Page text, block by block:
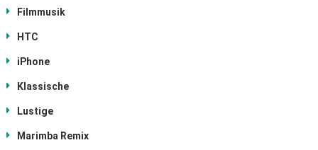
Filmmusik
HTC
iPhone
Klassische
Lustige
Marimba Remix